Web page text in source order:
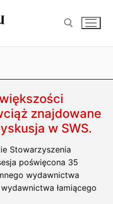
znajdowane
w SWS.
Stowarzyszenia
poświęcona 35
wydawnictwa
łamiącego